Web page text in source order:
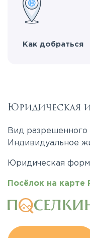
Как добраться
Юридическая
Вид разрешенного
Индивидуальное
Юридическая
Посёлок на карте